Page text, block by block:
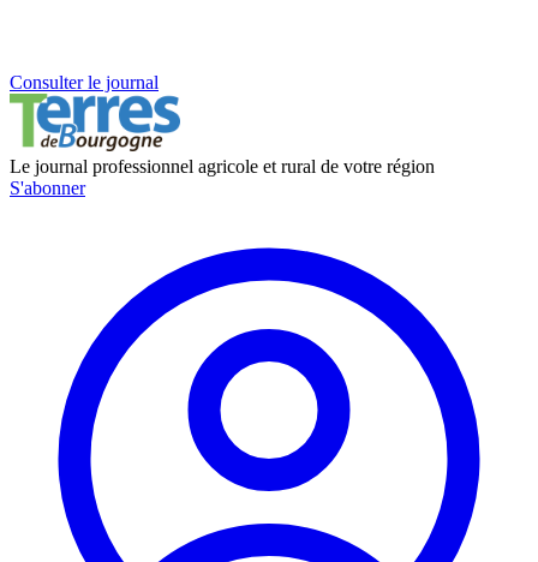
Consulter le journal
Le journal professionnel agricole et rural de votre région
S'abonner